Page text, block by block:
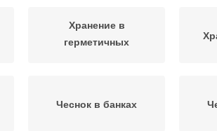
Хранение в
герметичных
Чеснок в банках